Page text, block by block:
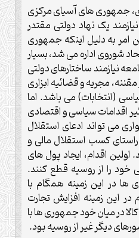
جمهوری های آسیای مرکزی
یک نهاد دولتی مقتدر
امر به دلیل اینکه جمهوری
شوروی اداره می شد، بسیار
نیازمند ساختارهای دولتی
مجریه و قضائیه ابزاری
(انتخابات) می باشد. اما
اقدامات سیاسی و اقتصادی
می تواند ادعای استقلال
کسب استقلال مالی و
اولین اقدام، ایجاد پول های
خود را از روسیه قطع کنند.
در این زمینه همگام با
این زمینه افزایش تجارت
در میان خود جمهوری ها با
دیگر غیر از روسیه بود.